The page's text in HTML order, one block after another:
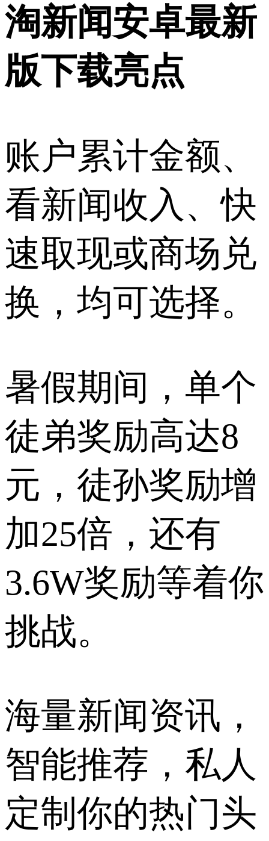
淘新闻安卓最新
版下载亮点
账户累计金额、
看新闻收入、快
速取现或商场兑
换，均可选择。
暑假期间，单个
徒弟奖励高达8
元，徒孙奖励增
加25倍，还有
3.6W奖励等着你
挑战。
海量新闻资讯，
智能推荐，私人
定制你的热门头